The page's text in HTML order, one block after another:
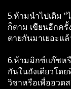
5.ห้ามนำไปเติม "
ก็ตาม เขียนอีกครั้
ตายกันมาเยอะแ
6.ห้ามมิกซ์แก๊ซห
กันในถังเดียวโด
วิชาหรือเพื่ออว